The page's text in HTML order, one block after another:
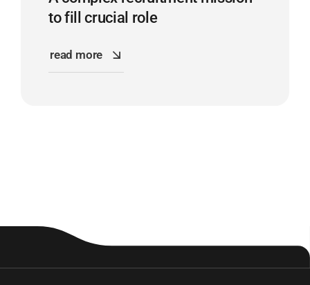
to fill crucial role
read more